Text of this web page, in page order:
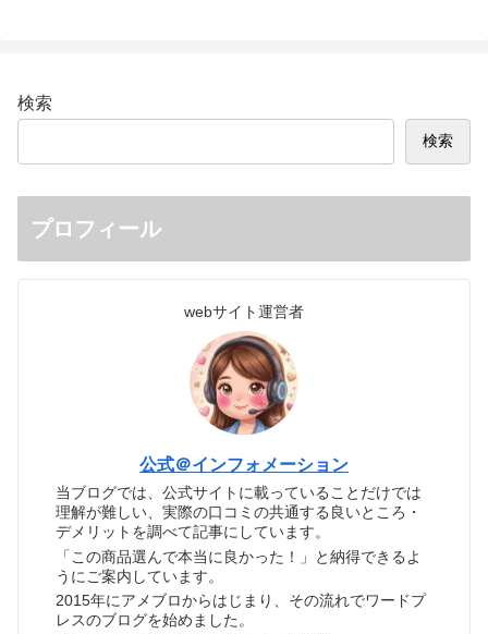
検索
検索
プロフィール
webサイト運営者
公式＠インフォメーション
当ブログでは、公式サイトに載っていることだけでは
理解が難しい、実際の口コミの共通する良いところ・
デメリットを調べて記事にしています。
「この商品選んで本当に良かった！」と納得できるよ
うにご案内しています。
2015年にアメブロからはじまり、その流れでワードプ
レスのブログを始めました。